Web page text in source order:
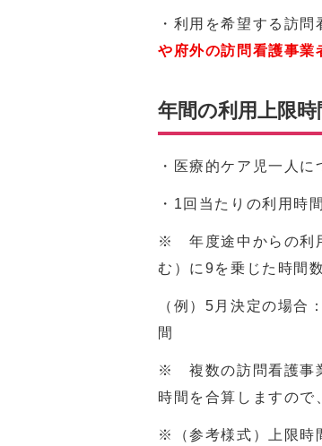
・利用を希望する訪
や府外の訪問看護事業
年間の利用上限時
・医療的ケア児一人に
・1回当たりの利用時
※ 年度途中からの利
む）に9を乗じた時間
（例）5月決定の場合：
間
※ 複数の訪問看護事
時間を合算しますので
※（参考様式）上限時